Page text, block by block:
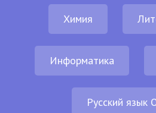
Химия
Информатика
Русский язык